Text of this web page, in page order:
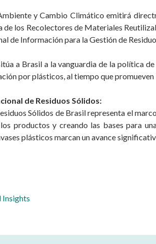
y Cambio Climático emitirá
de los Recolectores de Materiales
de Información para la Gestión de
a Brasil a la vanguardia de la política
por plásticos, al tiempo que
de Residuos Sólidos:
Sólidos de Brasil representa el
productos y creando las bases para
plásticos marcan un avance
Insights